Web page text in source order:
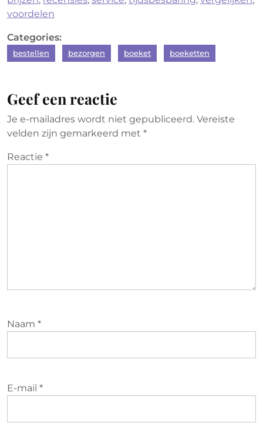
voordelen
Categories:
bestellen bezorgen boeket boeketten
Geef een reactie
Je e-mailadres wordt niet gepubliceerd. Vereiste
velden zijn gemarkeerd met *
Reactie *
Naam *
E-mail *